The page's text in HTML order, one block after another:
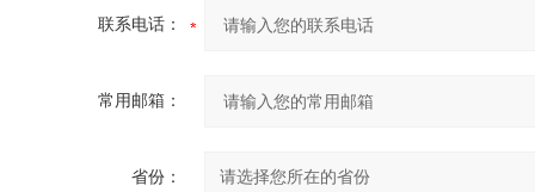
联系电话：
常用邮箱：
省份：